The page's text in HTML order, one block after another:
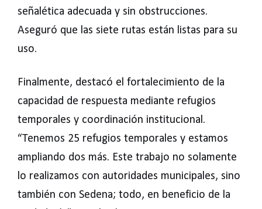
señalética adecuada y sin obstrucciones.
Aseguró que las siete rutas están listas para su
uso.
Finalmente, destacó el fortalecimiento de la
capacidad de respuesta mediante refugios
temporales y coordinación institucional.
“Tenemos 25 refugios temporales y estamos
ampliando dos más. Este trabajo no solamente
lo realizamos con autoridades municipales, sino
también con Sedena; todo, en beneficio de la